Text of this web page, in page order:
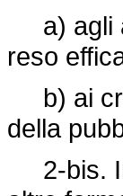
a) agli
reso
b) ai
della
2-bis.